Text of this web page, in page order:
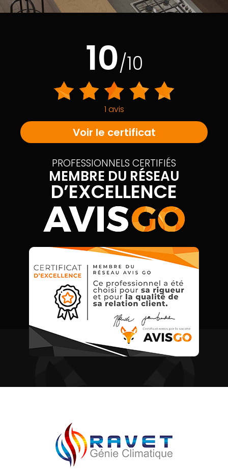
10/10
1 avis
Voir le certificat
PROFESSIONNELS CERTIFIÉS
MEMBRE DU RÉSEAU
D’EXCELLENCE